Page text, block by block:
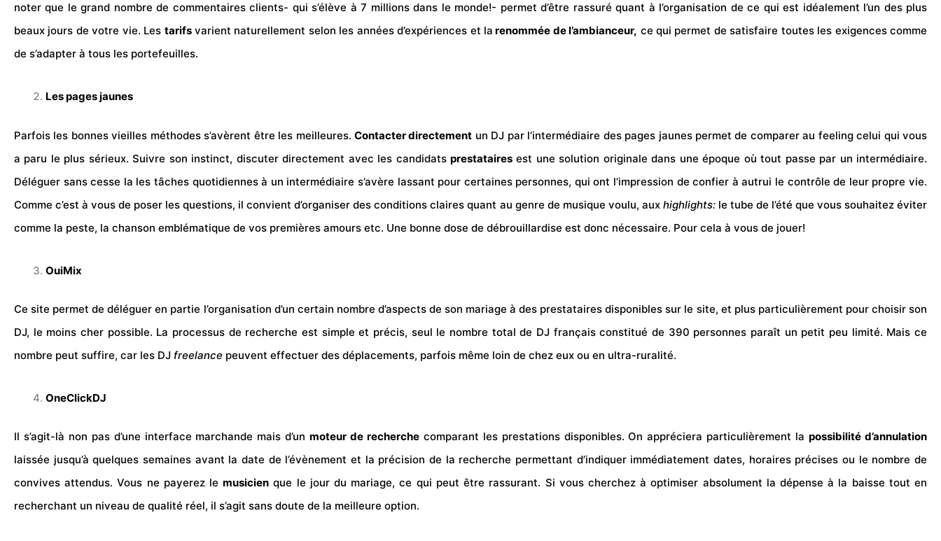
noter que le grand nombre de commentaires clients- qui s’élève à 7 millions dans le monde!- permet d’être rassuré quant à l’organisation de ce qui est idéalement l’un des plus
beaux jours de votre vie. Les tarifsvarient naturellement selon les années d’expériences et la renommée de l’ambianceur, ce qui permet de satisfaire toutes les exigences comme
de s’adapter à tous les portefeuilles.
Les pages jaunes
Parfois les bonnes vieilles méthodes s’avèrent être les meilleures. Contacter directement un DJ par l’intermédiaire des pages jaunes permet de comparer au feeling celui qui vous
a paru le plus sérieux. Suivre son instinct, discuter directement avec les candidats prestataires est une solution originale dans une époque où tout passe par un intermédiaire.
Déléguer sans cesse la les tâchesquotidiennes à un intermédiaire s’avère lassant pour certaines personnes, qui ont l’impression de confier à autrui le contrôle de leur propre vie.
Comme c’est à vous de poser les questions, il convient d’organiser des conditions claires quant au genre de musique voulu, aux highlights: le tube de l’été que vous souhaitez éviter
comme la peste, la chanson emblématique de vos premières amours etc. Une bonne dose de débrouillardise est donc nécessaire. Pour cela à vous de jouer!
OuiMix
Ce site permet de déléguer en partie l’organisation d’un certain nombre d’aspects de son mariage à des prestataires disponibles sur le site, et plus particulièrement pour choisir son
DJ, le moins cher possible. La processus de recherche est simple et précis, seul le nombre total de DJ français constitué de 390 personnes paraît un petit peu limité. Mais ce
nombre peut suffire, car les DJ freelance peuvent effectuer des déplacements, parfois même loin de chez eux ou en ultra-ruralité.
OneClickDJ
Il s’agit-là non pas d’une interface marchande mais d’unmoteur de recherchecomparant les prestations disponibles. On appréciera particulièrement lapossibilité d’annulation
laissée jusqu’à quelques semaines avant la date de l’évènement et la précision de la recherche permettant d’indiquer immédiatement dates, horaires précises ou le nombre de
convives attendus. Vous ne payerez lemusicien que le jour du mariage, ce qui peut être rassurant. Si vous cherchez à optimiser absolument la dépense à la baisse tout en
recherchant un niveau de qualité réel, il s’agit sans doute de la meilleure option.